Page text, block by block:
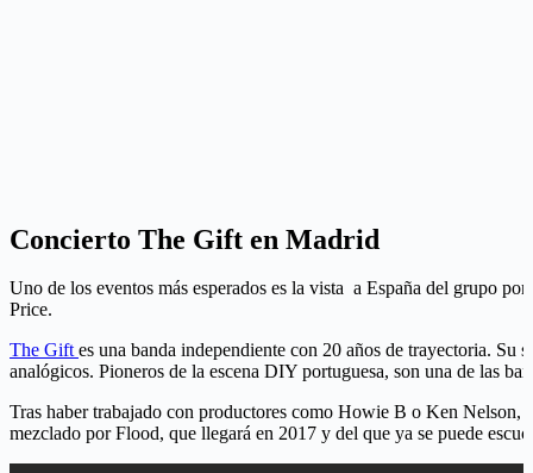
Concierto The Gift en Madrid
Uno de los eventos más esperados es la vista a España del grupo
Price.
The Gift es una banda independiente con 20 años de trayectoria. Su
analógicos. Pioneros de la escena DIY portuguesa, son una de las
Tras haber trabajado con productores como Howie B o Ken Nelson,
mezclado por Flood, que llegará en 2017 y del que ya se puede